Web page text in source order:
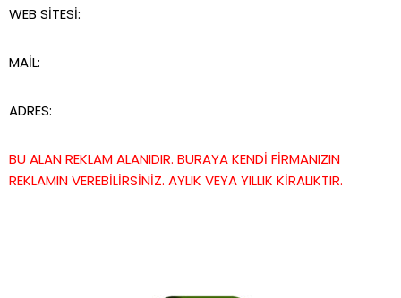
WEB SİTESİ:
MAİL:
ADRES:
BU ALAN REKLAM ALANIDIR. BURAYA KENDİ FİRMANIZIN
REKLAMIN VEREBİLİRSİNİZ. AYLIK VEYA YILLIK KİRALIKTIR.